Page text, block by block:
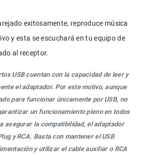
exitosamente, reproduce música
y esta se escuchará en tu equipo de
al receptor.
USB cuentan con la capacidad de leer y
el adaptador. Por este motivo, aunque
para funcionar únicamente por USB, no
un funcionamiento pleno en todos
asegurar la compatibilidad, el adaptador
y RCA. Basta con mantener el USB
y utilizar el cable auxiliar o RCA